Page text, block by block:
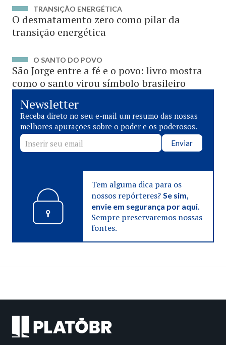
TRANSIÇÃO ENERGÉTICA
O desmatamento zero como pilar da
transição energética
O SANTO DO POVO
São Jorge entre a fé e o povo: livro mostra
como o santo virou símbolo brasileiro
Newsletter
Receba direto no seu e-mail um resumo das nossas
melhores apurações sobre o poder e os poderosos.
Enviar
Tem alguma dica para os
nossos repórteres? Se sim,
envie em segurança por aqui.
Sempre preservaremos nossas
fontes.